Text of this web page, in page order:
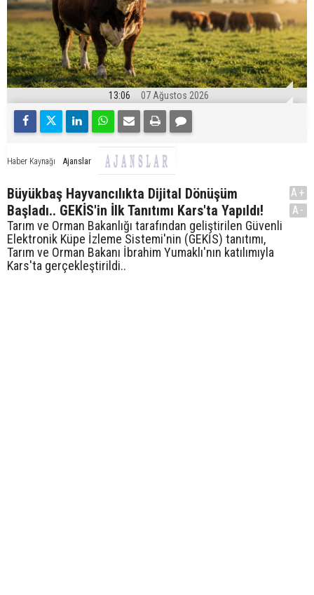
13:06 07 Ağustos 2026
Haber Kaynağı Ajanslar
Büyükbaş Hayvancılıkta Dijital Dönüşüm
Başladı.. GEKİS'in İlk Tanıtımı Kars'ta Yapıldı!
Tarım ve Orman Bakanlığı tarafından geliştirilen Güvenli
Elektronik Küpe İzleme Sistemi'nin (GEKİS) tanıtımı,
Tarım ve Orman Bakanı İbrahim Yumaklı'nın katılımıyla
Kars'ta gerçekleştirildi..
A+
A-